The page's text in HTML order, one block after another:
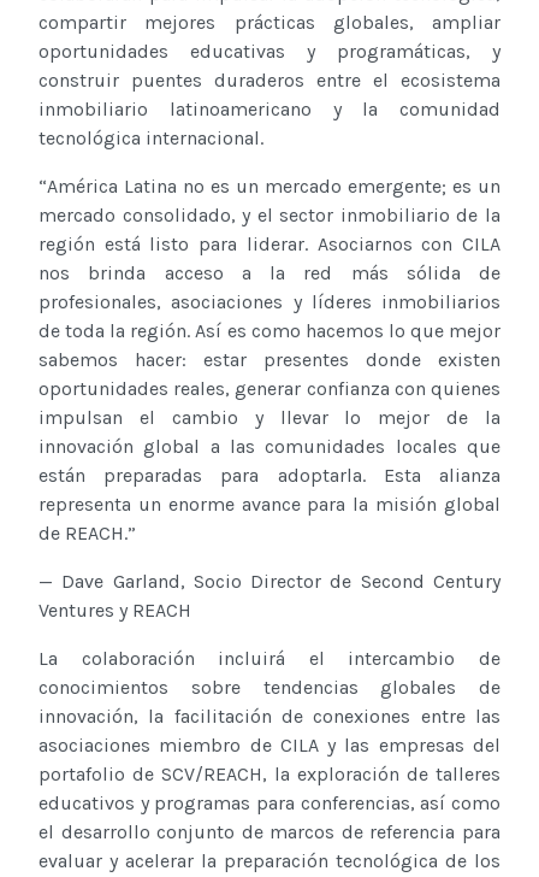
compartir mejores prácticas globales, ampliar
oportunidades educativas y programáticas, y
construir puentes duraderos entre el ecosistema
inmobiliario latinoamericano y la comunidad
tecnológica internacional.
“América Latina no es un mercado emergente; es un
mercado consolidado, y el sector inmobiliario de la
región está listo para liderar. Asociarnos con CILA
nos brinda acceso a la red más sólida de
profesionales, asociaciones y líderes inmobiliarios
de toda la región. Así es como hacemos lo que mejor
sabemos hacer: estar presentes donde existen
oportunidades reales, generar confianza con quienes
impulsan el cambio y llevar lo mejor de la
innovación global a las comunidades locales que
están preparadas para adoptarla. Esta alianza
representa un enorme avance para la misión global
de REACH.”
— Dave Garland, Socio Director de Second Century
Ventures y REACH
La colaboración incluirá el intercambio de
conocimientos sobre tendencias globales de
innovación, la facilitación de conexiones entre las
asociaciones miembro de CILA y las empresas del
portafolio de SCV/REACH, la exploración de talleres
educativos y programas para conferencias, así como
el desarrollo conjunto de marcos de referencia para
evaluar y acelerar la preparación tecnológica de los